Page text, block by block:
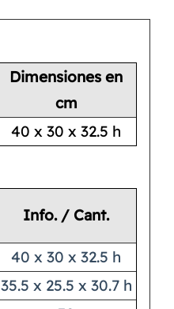
Dimensiones en
cm
40 x 30 x 32.5 h
Info. / Cant.
40 x 30 x 32.5 h
35.5 x 25.5 x 30.7 h